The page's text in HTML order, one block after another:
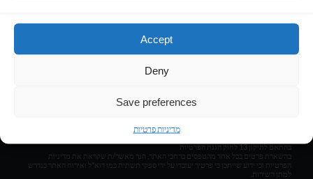
Accept
Deny
Save preferences
מדיניות פרטיות
Get Social
הצהרת נגישות
בהתאם לתיקון 13 לחוק הגנת הפרטיות
בהשארת פרטים בכל אחד מהטפסים ברחבי האתר, הנך מאשר/ת שקראת את מדיניות
הפרטיות וכי ידוע שייתכן כי פרטיך יעובדו על ידי ספקי תשתית כמו דוא"ל ואירוח האתר כנדרש
למתן השירות.